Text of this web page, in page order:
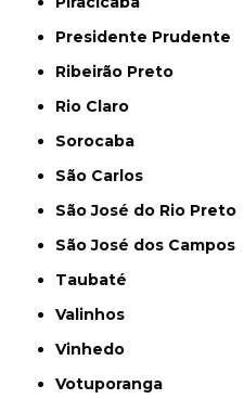
Presidente Prudente
Ribeirão Preto
Rio Claro
Sorocaba
São Carlos
São José do Rio Preto
São José dos Campos
Taubaté
Valinhos
Vinhedo
Votuporanga